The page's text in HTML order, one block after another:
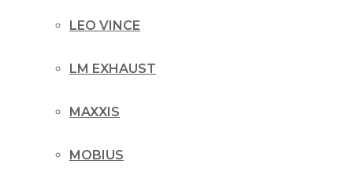
LEO VINCE
LM EXHAUST
MAXXIS
MOBIUS